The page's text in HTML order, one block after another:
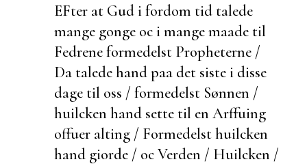
EFter at Gud i fordom tid talede
mange gonge oc i mange maade til
Fedrene formedelst Propheterne /
Da talede hand paa det siste i disse
dage til oss / formedelst Sønnen /
huilcken hand sette til en Arffuing
offuer alting / Formedelst huilcken
hand giorde / oc Verden / Huilcken /